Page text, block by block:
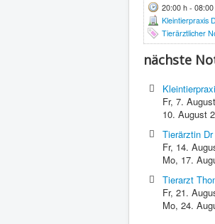
20:00 h -
Kleintierpraxis
Tierärztlicher
nächste
Fr, 7.
10. August
Tierärztin
Fr, 14.
Mo, 17.
Tierarzt
Fr, 21.
Mo, 24.